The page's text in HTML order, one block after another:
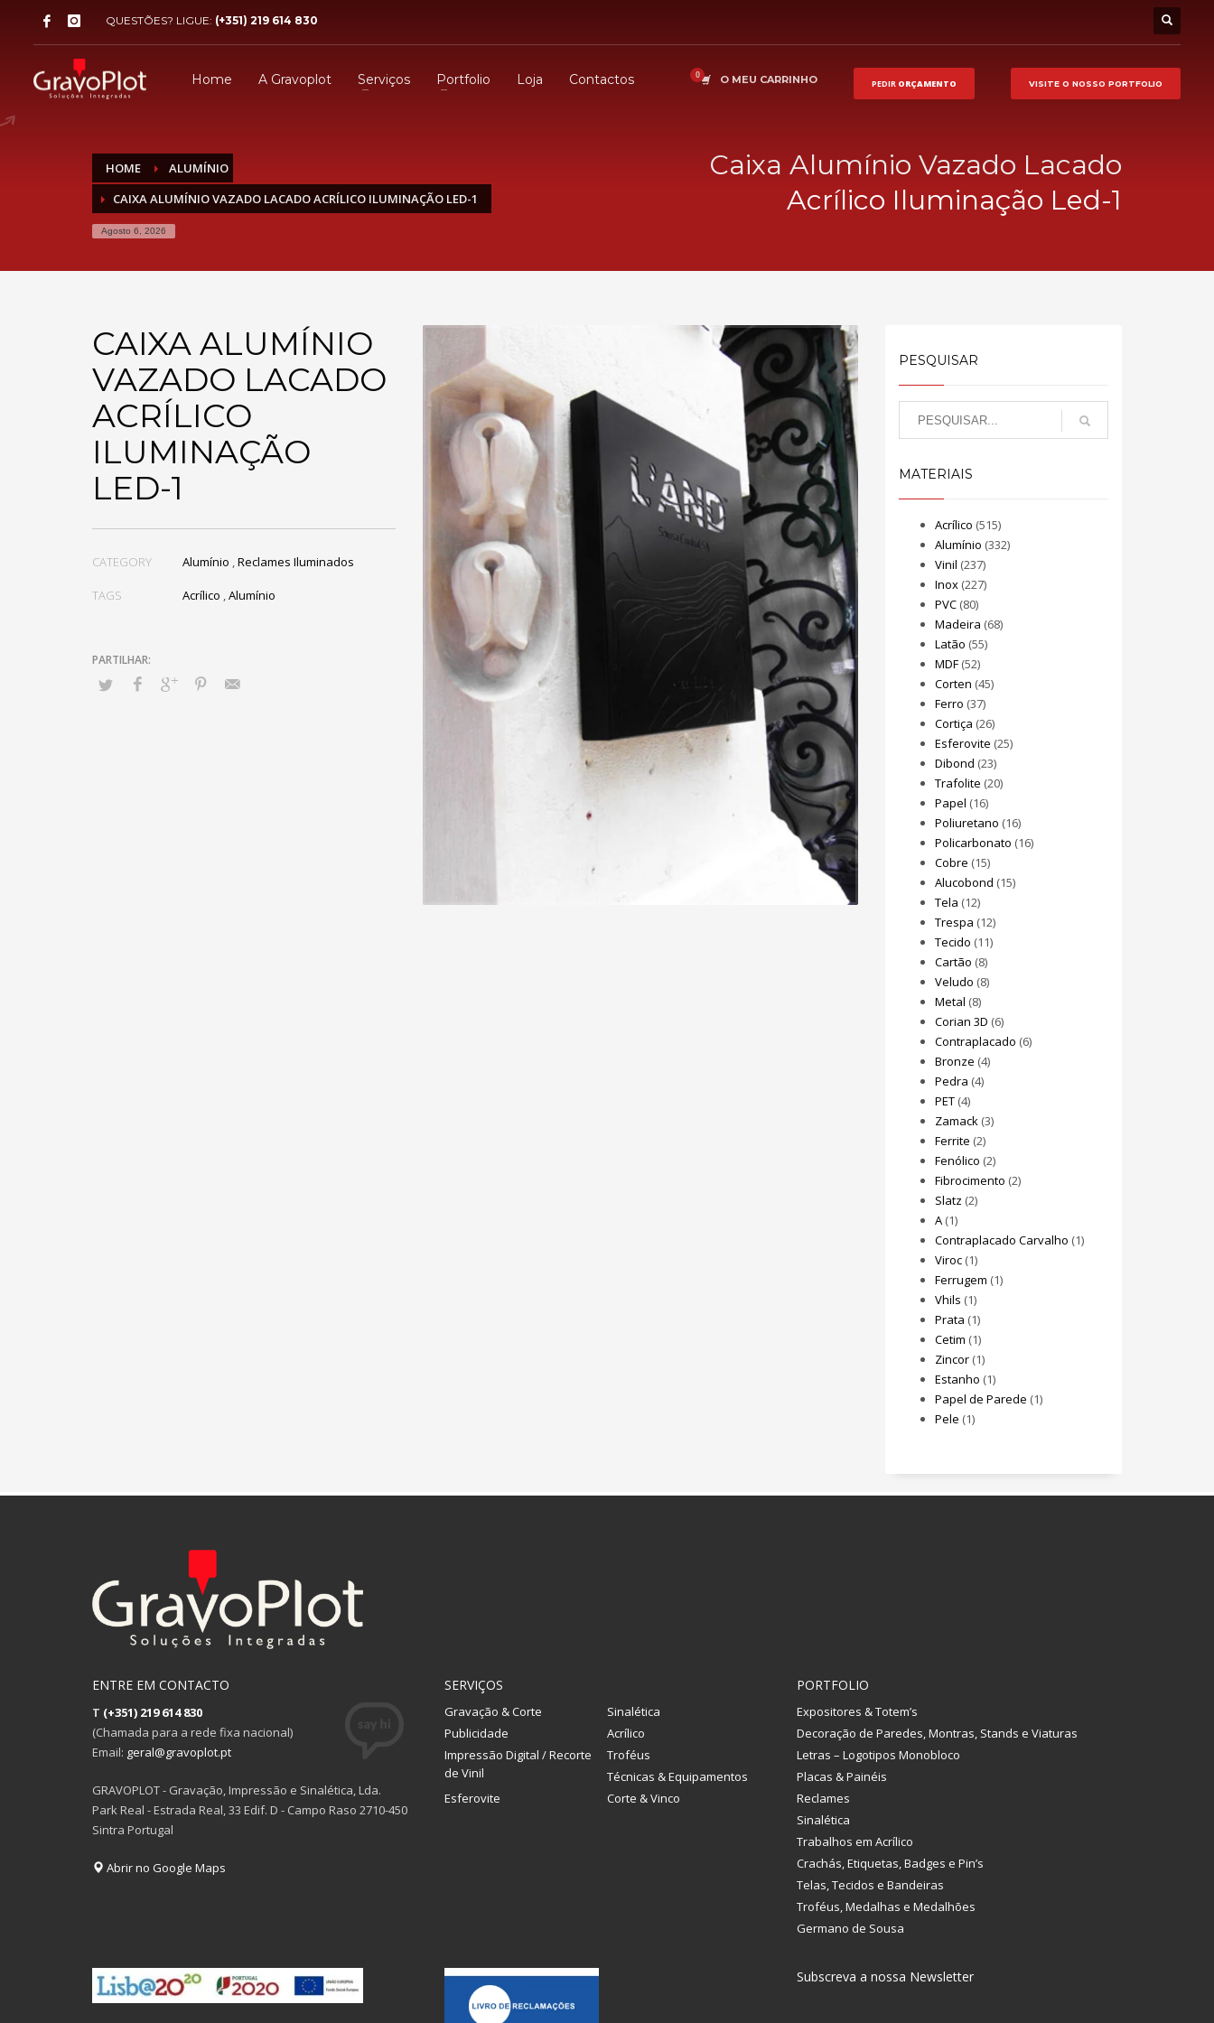
QUESTÕES? LIGUE: (+351) 219 614 830
Home A Gravoplot Serviços Portfolio Loja Contactos O MEU CARRINHO PEDIR ORÇAMENTO VISITE O NOSSO PORTFOLIO
HOME
ALUMÍNIO
CAIXA ALUMÍNIO VAZADO LACADO ACRÍLICO ILUMINAÇÃO LED-1
Agosto 6, 2026
Caixa Alumínio Vazado Lacado
Acrílico Iluminação Led-1
CAIXA ALUMÍNIO
VAZADO LACADO
ACRÍLICO
ILUMINAÇÃO
LED-1
CATEGORY Alumínio ,Reclames Iluminados
TAGS Acrílico ,Alumínio
PESQUISAR
MATERIAIS
Acrílico (515)
Alumínio (332)
Vinil (237)
Inox(227)
PVC(80)
Madeira (68)
Latão (55)
MDF(52)
Corten (45)
Ferro (37)
Cortiça (26)
Esferovite (25)
Dibond (23)
Trafolite (20)
Papel (16)
Poliuretano (16)
Policarbonato (16)
Cobre (15)
Alucobond (15)
Tela (12)
Trespa (12)
Tecido (11)
Cartão (8)
Veludo (8)
Metal (8)
Corian 3D (6)
Contraplacado (6)
Bronze (4)
Pedra (4)
PET(4)
Zamack(3)
Ferrite (2)
Fenólico (2)
Fibrocimento (2)
Slatz (2)
A(1)
Contraplacado Carvalho (1)
Viroc(1)
Ferrugem (1)
Vhils (1)
Prata (1)
Cetim (1)
Zincor(1)
Estanho (1)
Papel de Parede (1)
Pele (1)
ENTRE EM CONTACTO
T (+351) 219 614 830
(Chamada para a rede fixa nacional)
Email: geral@gravoplot.pt
GRAVOPLOT - Gravação, Impressão e Sinalética, Lda.
Park Real - Estrada Real, 33 Edif. D - Campo Raso 2710-450
Sintra Portugal
Abrir no Google Maps
SERVIÇOS
Gravação & Corte
Sinalética
Publicidade
Acrílico
Impressão Digital / Recorte
de Vinil
Troféus
Técnicas & Equipamentos
Esferovite
Corte & Vinco
PORTFOLIO
Expositores & Totem’s
Decoração de Paredes, Montras, Stands e Viaturas
Letras – Logotipos Monobloco
Placas & Painéis
Reclames
Sinalética
Trabalhos em Acrílico
Crachás, Etiquetas, Badges e Pin’s
Telas, Tecidos e Bandeiras
Troféus, Medalhas e Medalhões
Germano de Sousa
Subscreva a nossa Newsletter